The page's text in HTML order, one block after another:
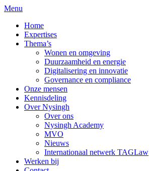
Menu
Home
Expertises
Thema’s
Wonen en omgeving
Duurzaamheid en energie
Digitalisering en innovatie
Governance en compliance
Onze mensen
Kennisdeling
Over Nysingh
Over ons
Nysingh Academy
MVO
Nieuws
Internationaal netwerk TAGLaw
Werken bij